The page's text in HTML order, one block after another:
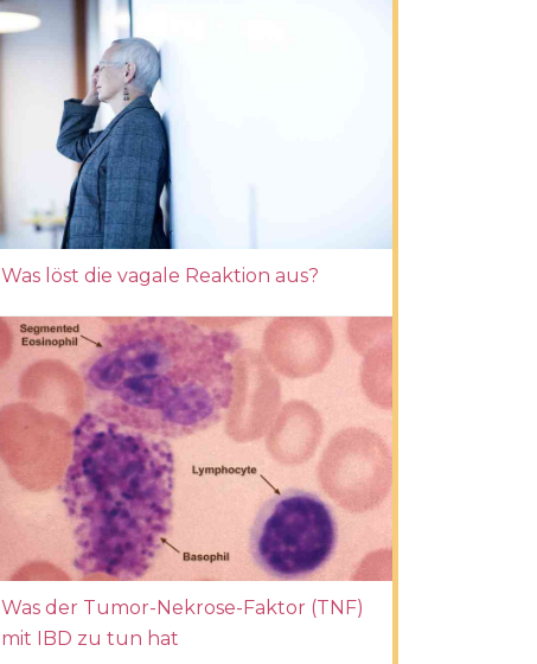
Was löst die vagale Reaktion aus?
Was der Tumor-Nekrose-Faktor (TNF)
mit IBD zu tun hat